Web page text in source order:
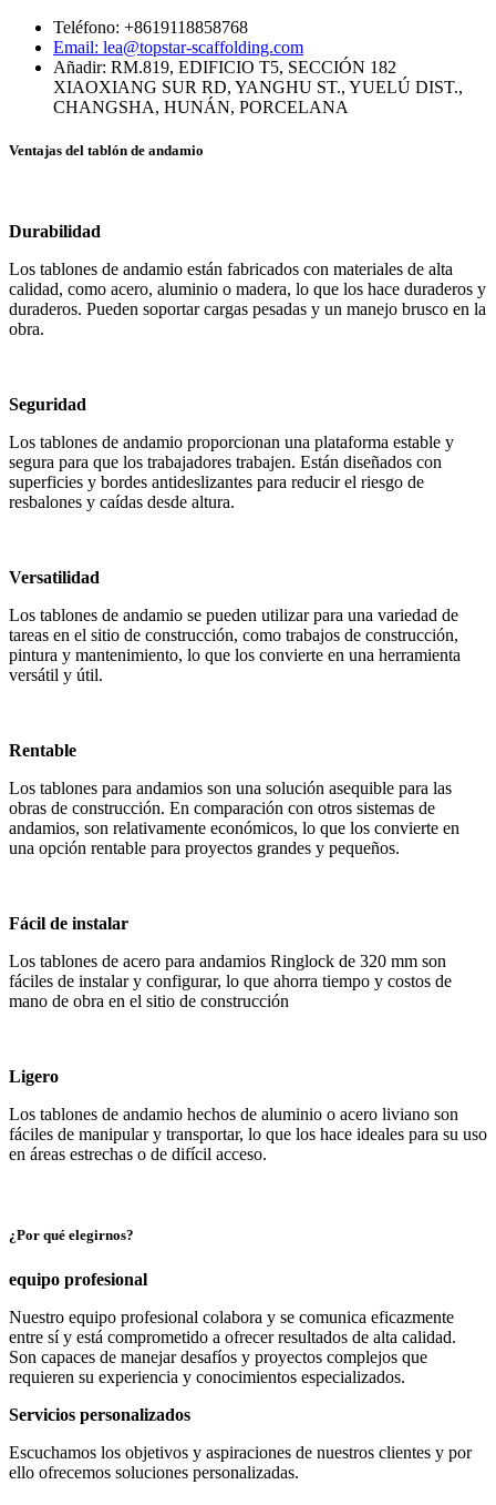
Teléfono: +8619118858768
Email: lea@topstar-scaffolding.com
Añadir: RM.819, EDIFICIO T5, SECCIÓN 182
XIAOXIANG SUR RD, YANGHU ST., YUELÚ DIST.,
CHANGSHA, HUNÁN, PORCELANA
Ventajas del tablón de andamio
Durabilidad
Los tablones de andamio están fabricados con materiales de alta
calidad, como acero, aluminio o madera, lo que los hace duraderos y
duraderos. Pueden soportar cargas pesadas y un manejo brusco en la
obra.
Seguridad
Los tablones de andamio proporcionan una plataforma estable y
segura para que los trabajadores trabajen. Están diseñados con
superficies y bordes antideslizantes para reducir el riesgo de
resbalones y caídas desde altura.
Versatilidad
Los tablones de andamio se pueden utilizar para una variedad de
tareas en el sitio de construcción, como trabajos de construcción,
pintura y mantenimiento, lo que los convierte en una herramienta
versátil y útil.
Rentable
Los tablones para andamios son una solución asequible para las
obras de construcción. En comparación con otros sistemas de
andamios, son relativamente económicos, lo que los convierte en
una opción rentable para proyectos grandes y pequeños.
Fácil de instalar
Los tablones de acero para andamios Ringlock de 320 mm son
fáciles de instalar y configurar, lo que ahorra tiempo y costos de
mano de obra en el sitio de construcción
Ligero
Los tablones de andamio hechos de aluminio o acero liviano son
fáciles de manipular y transportar, lo que los hace ideales para su uso
en áreas estrechas o de difícil acceso.
¿Por qué elegirnos?
equipo profesional
Nuestro equipo profesional colabora y se comunica eficazmente
entre sí y está comprometido a ofrecer resultados de alta calidad.
Son capaces de manejar desafíos y proyectos complejos que
requieren su experiencia y conocimientos especializados.
Servicios personalizados
Escuchamos los objetivos y aspiraciones de nuestros clientes y por
ello ofrecemos soluciones personalizadas.